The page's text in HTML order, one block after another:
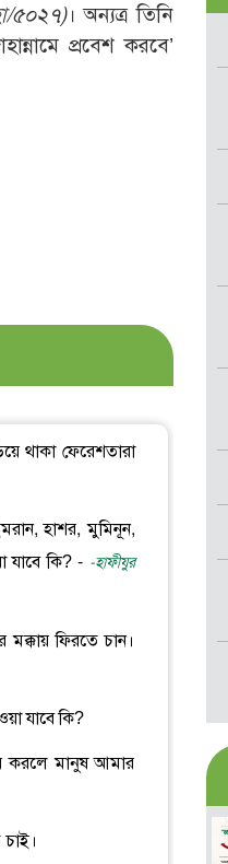
৫০২৭)। অন্যত্র তিনি
প্রবেশ করবে’
থাকা ফেরেশতারা
হাশর, মুমিনূন,
কি? - -হাফীযুর
ফিরতে চান।
যাবে কি?
করলে মানুষ আমার